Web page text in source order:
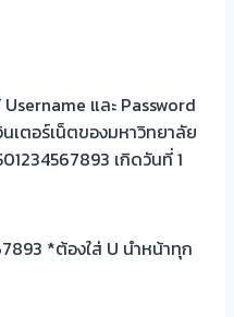
และ Password
เตอร์เน็ตของมหาวิทยาลัย
เกิดวันที่ 1
*ต้องใส่ U นำหน้าทุก